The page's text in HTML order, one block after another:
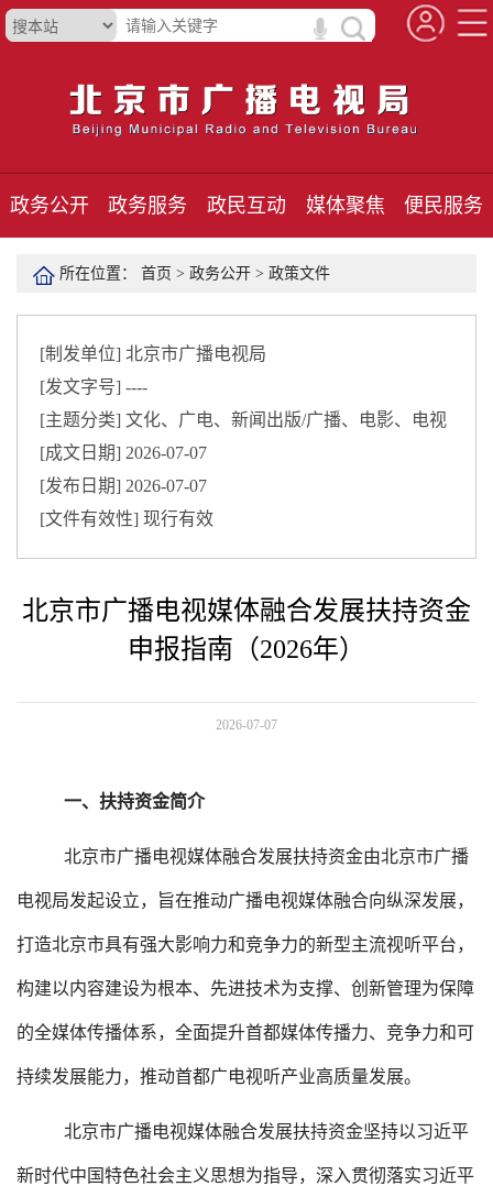
政务公开 政务服务 政民互动 媒体聚焦 便民服务
所在位置： 首页 > 政务公开 > 政策文件
[制发单位] 北京市广播电视局
[发文字号] ----
[主题分类] 文化、广电、新闻出版/广播、电影、电视
[成文日期] 2026-07-07
[发布日期] 2026-07-07
[文件有效性] 现行有效
北京市广播电视媒体融合发展扶持资金
申报指南（2026年）
2026-07-07
一、扶持资金简介
北京市广播电视媒体融合发展扶持资金由北京市广播
电视局发起设立，旨在推动广播电视媒体融合向纵深发展，
打造北京市具有强大影响力和竞争力的新型主流视听平台，
构建以内容建设为根本、先进技术为支撑、创新管理为保障
的全媒体传播体系，全面提升首都媒体传播力、竞争力和可
持续发展能力，推动首都广电视听产业高质量发展。
北京市广播电视媒体融合发展扶持资金坚持以习近平
新时代中国特色社会主义思想为指导，深入贯彻落实习近平